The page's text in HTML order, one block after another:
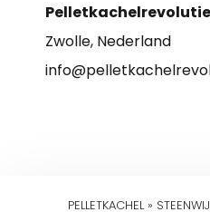
Zwolle, Nederland
PELLETKACHEL»